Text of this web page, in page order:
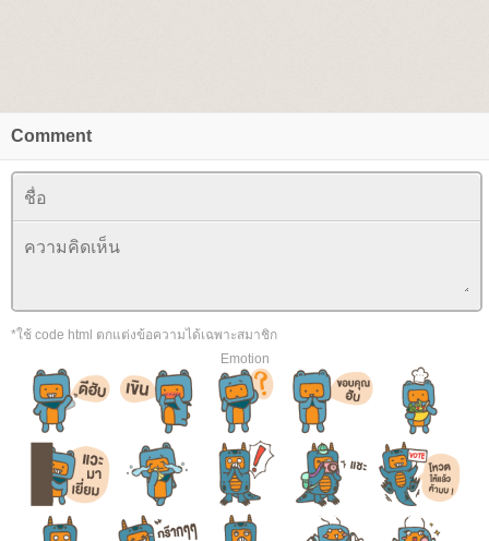
Comment
*ใช้ code html ตกแต่งข้อความได้เฉพาะสมาชิก
Emotion